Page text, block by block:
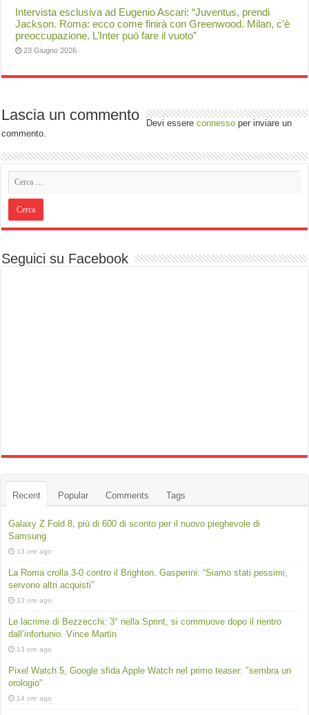
Intervista esclusiva ad Eugenio Ascari: “Juventus, prendi
Jackson. Roma: ecco come finirà con Greenwood. Milan, c’è
preoccupazione. L’Inter può fare il vuoto”
23 Giugno 2026
Lascia un commento Devi essereconnesso per inviare un
commento.
Seguici su Facebook
Recent Popular Comments Tags
Galaxy Z Fold 8, più di 600 di sconto per il nuovo pieghevole di
Samsung
13 ore ago
La Roma crolla 3-0 contro il Brighton. Gasperini: “Siamo stati pessimi,
servono altri acquisti”
13 ore ago
Le lacrime di Bezzecchi: 3° nella Sprint, si commuove dopo il rientro
dall’infortunio. Vince Martin
13 ore ago
Pixel Watch 5, Google sfida Apple Watch nel primo teaser: "sembra un
orologio"
14 ore ago